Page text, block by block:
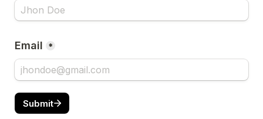
Email *
Submit